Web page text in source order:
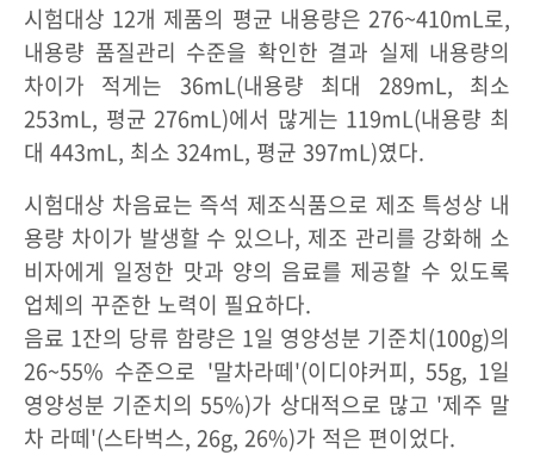
시험대상 12개 제품의 평균 내용량은 276~410mL로,
내용량 품질관리 수준을 확인한 결과 실제 내용량의
차이가 적게는 36mL(내용량 최대 289mL, 최소
253mL, 평균 276mL)에서 많게는 119mL(내용량 최
대 443mL, 최소 324mL, 평균 397mL)였다.
시험대상 차음료는 즉석 제조식품으로 제조 특성상 내
용량 차이가 발생할 수 있으나, 제조 관리를 강화해 소
비자에게 일정한 맛과 양의 음료를 제공할 수 있도록
업체의 꾸준한 노력이 필요하다.
음료 1잔의 당류 함량은 1일 영양성분 기준치(100g)의
26~55% 수준으로 '말차라떼'(이디야커피, 55g, 1일
영양성분 기준치의 55%)가 상대적으로 많고 '제주 말
차 라떼'(스타벅스, 26g, 26%)가 적은 편이었다.